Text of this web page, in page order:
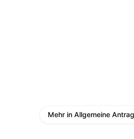
Mehr in Allgemeine